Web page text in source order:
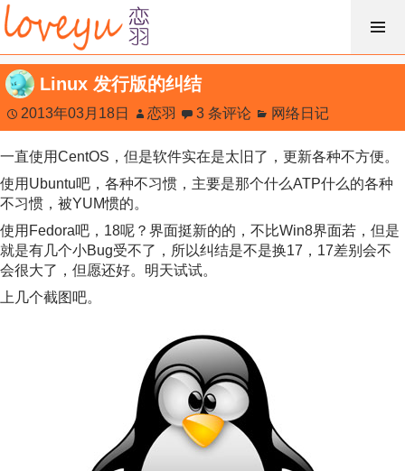
跳
过
内
容
Linux 发行版的纠结
2013年03月18日 恋羽 3 条评论 网络日记
一直使用CentOS，但是软件实在是太旧了，更新各种不方便。
使用Ubuntu吧，各种不习惯，主要是那个什么ATP什么的各种
不习惯，被YUM惯的。
使用Fedora吧，18呢？界面挺新的的，不比Win8界面若，但是
就是有几个小Bug受不了，所以纠结是不是换17，17差别会不
会很大了，但愿还好。明天试试。
上几个截图吧。